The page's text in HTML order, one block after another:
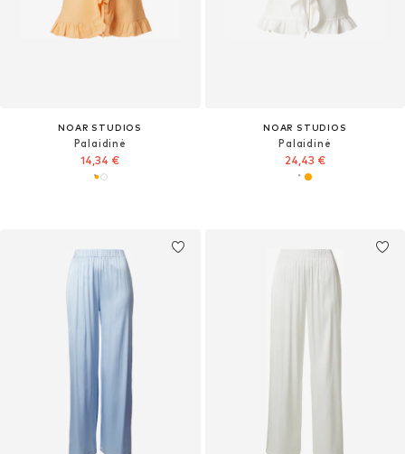
NOAR STUDIOS
Palaidinė
14,34 €
NOAR STUDIOS
Palaidinė
24,43 €